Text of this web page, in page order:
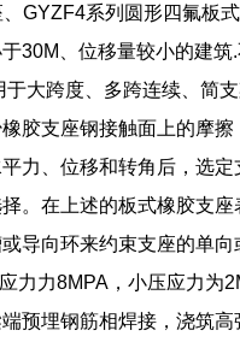
GYZF4系列圆形四氟板
30M、位移量较小的建
大跨度、多跨连续、简
胶支座钢接触面上的摩
力、位移和转角后，选
。在上述的板式橡胶支
导向环来约束支座的单
力力8MPA，小压应力
预埋钢筋相焊接，浇筑高